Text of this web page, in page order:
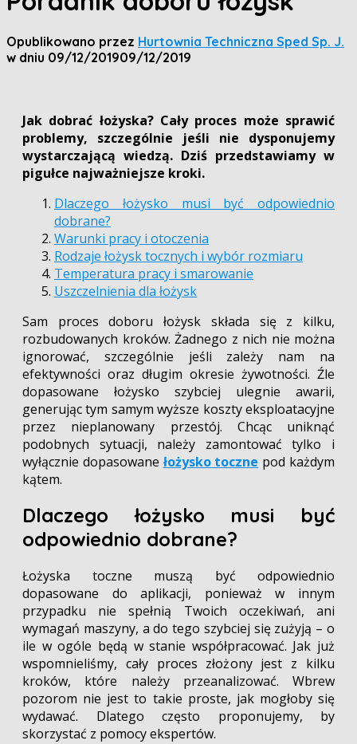
Opublikowano przez Hurtownia Techniczna Sped Sp. J.
w dniu 09/12/201909/12/2019
Jak dobrać łożyska? Cały proces może sprawić
problemy, szczególnie jeśli nie dysponujemy
wystarczającą wiedzą. Dziś przedstawiamy w
pigułce najważniejsze kroki.
Dlaczego łożysko musi być odpowiednio
dobrane?
Warunki pracy i otoczenia
Rodzaje łożysk tocznych i wybór rozmiaru
Temperatura pracy i smarowanie
Uszczelnienia dla łożysk
Sam proces doboru łożysk składa się z kilku,
rozbudowanych kroków. Żadnego z nich nie można
ignorować, szczególnie jeśli zależy nam na
efektywności oraz długim okresie żywotności. Źle
dopasowane łożysko szybciej ulegnie awarii,
generując tym samym wyższe koszty eksploatacyjne
przez nieplanowany przestój. Chcąc uniknąć
podobnych sytuacji, należy zamontować tylko i
wyłącznie dopasowane łożysko toczne pod każdym
kątem.
Dlaczego łożysko musi być
odpowiednio dobrane?
Łożyska toczne muszą być odpowiednio
dopasowane do aplikacji, ponieważ w innym
przypadku nie spełnią Twoich oczekiwań, ani
wymagań maszyny, a do tego szybciej się zużyją – o
ile w ogóle będą w stanie współpracować. Jak już
wspomnieliśmy, cały proces złożony jest z kilku
kroków, które należy przeanalizować. Wbrew
pozorom nie jest to takie proste, jak mogłoby się
wydawać. Dlatego często proponujemy, by
skorzystać z pomocy ekspertów.